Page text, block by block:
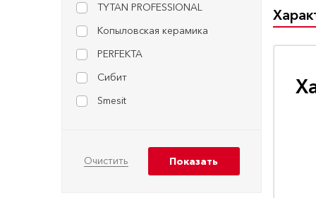
TYTAN PROFESSIONAL
Копыловская керамика
PERFEKTA
Сибит
Smesit